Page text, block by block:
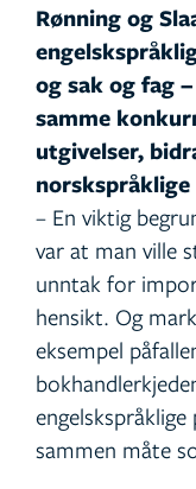
Rønning og
og sak og fag
samme
utgivelser,
– En viktig
var at man ville
unntak for
hensikt. Og
eksempel
sammen måte